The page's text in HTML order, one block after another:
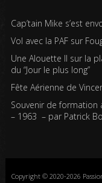
Cap’tain Mike s’est
Vol avec la PAF sur
Une Alouette II sur la
du “Jour le plus long”
Fête Aérienne de
Souvenir de formation
– 1963 – par Patrick
Copyright © 2020-2026